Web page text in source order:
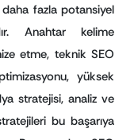
fazla potansiyel
Anahtar kelime
etme, teknik SEO
yüksek
stratejisi, analiz ve
bu başarıya